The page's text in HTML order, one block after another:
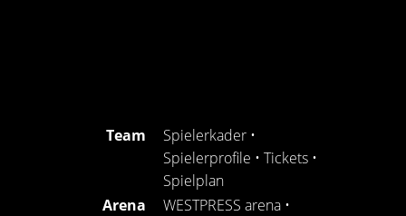
Team Spielerkader •
Spielerprofile • Tickets •
Spielplan
Arena
WESTPRESS arena •